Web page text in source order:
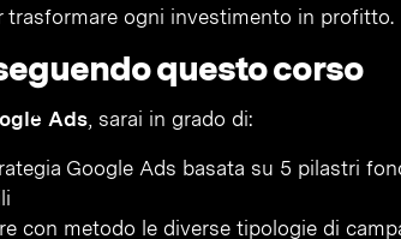
trasformare ogni investimento in profitto.
questo corso
Ads, sarai in grado di:
Google Ads basata su 5 pilastri
con metodo le diverse tipologie di